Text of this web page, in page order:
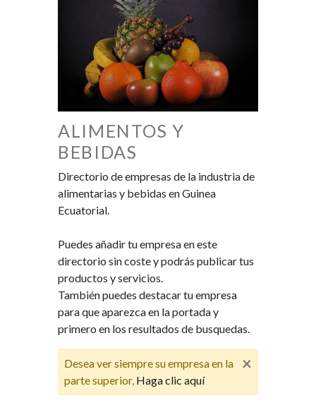
ALIMENTOS Y
BEBIDAS
Directorio de empresas de la industria de
alimentarias y bebidas en Guinea
Ecuatorial.
Puedes añadir tu empresa en este
directorio sin coste y podrás publicar tus
productos y servicios.
También puedes destacar tu empresa
para que aparezca en la portada y
primero en los resultados de busquedas.
×
Desea ver siempre su empresa en la
parte superior, Haga clic aquí